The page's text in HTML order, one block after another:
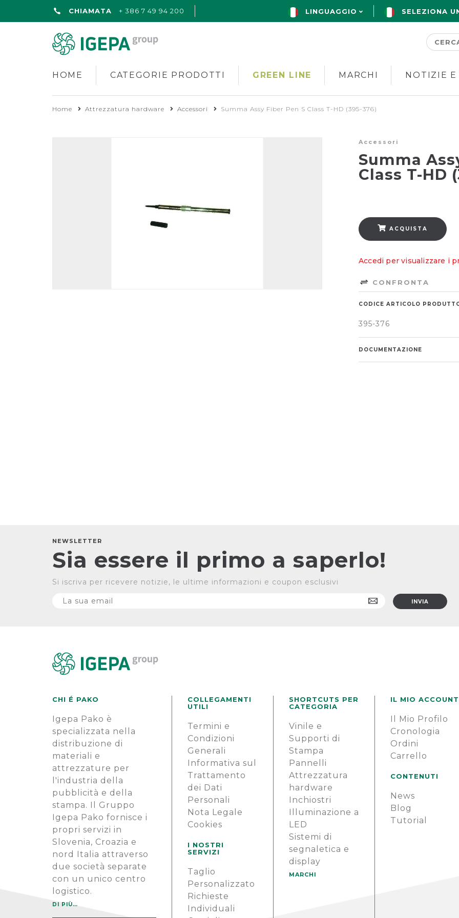
CHIAMATA + 386 7 49 94 200 LINGUAGGIO SELEZIONA
HOME CATEGORIE PRODOTTI GREEN LINE MARCHI NOTIZIE E
Home Attrezzatura hardware Accessori Summa Assy Fiber Pen S Class T-HD (395-376)
Accessori
Summa
Class T-HD
ACQUISTA
Accedi per visualizzare i
CONFRONTA
CODICE ARTICOLO
395-376
DOCUMENTAZIONE
NEWSLETTER
Sia essere il primo a saperlo!
Si iscriva per ricevere notizie, le ultime informazioni e coupon esclusivi
CHI É PAKO
Igepa Pako è
specializzata nella
distribuzione di
materiali e
attrezzature per
l'industria della
pubblicità e della
stampa. Il Gruppo
Igepa Pako fornisce i
propri servizi in
Slovenia, Croazia e
nord Italia attraverso
due società separate
con un unico centro
logistico.
DI PIÙ…
COLLEGAMENTI
UTILI
Termini e
Condizioni
Generali
Informativa sul
Trattamento
dei Dati
Personali
Nota Legale
Cookies
I NOSTRI
SERVIZI
Taglio
Personalizzato
Richieste
Individuali
SHORTCUTS PER
CATEGORIA
Vinile e
Supporti di
Stampa
Pannelli
Attrezzatura
hardware
Inchiostri
Illuminazione a
LED
Sistemi di
segnaletica e
display
MARCHI
IL MIO ACCOUNT
Il Mio Profilo
Cronologia
Ordini
Carrello
CONTENUTI
News
Blog
Tutorial